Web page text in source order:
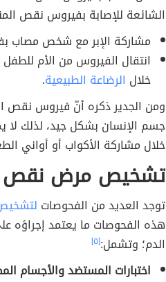
الشائعة للإصابة بفيروس نقص
مشاركة الإبر مع شخص مصاب
انتقال الفيروس من الأم للطفل
خلال الرضاعة الطبيعية.
ومن الجدير ذكره أنّ فيروس نقص
جسم الإنسان بشكل جيد، لذلك لا
خلال مشاركة الأكواب أو أواني
تشخيص مرض نقص
توجد العديد من الفحوصات
هذه الفحوصات ما يعتمد إجراؤه
الدم؛ وتشمل:[٥]
اختبارات المستضد والأجسام